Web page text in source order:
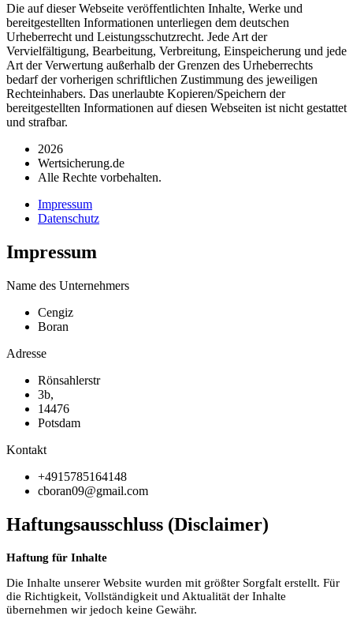
Die auf dieser Webseite veröffentlichten Inhalte, Werke und
bereitgestellten Informationen unterliegen dem deutschen
Urheberrecht und Leistungsschutzrecht. Jede Art der
Vervielfältigung, Bearbeitung, Verbreitung, Einspeicherung und jede
Art der Verwertung außerhalb der Grenzen des Urheberrechts
bedarf der vorherigen schriftlichen Zustimmung des jeweiligen
Rechteinhabers. Das unerlaubte Kopieren/Speichern der
bereitgestellten Informationen auf diesen Webseiten ist nicht gestattet
und strafbar.
2026
Wertsicherung.de
Alle Rechte vorbehalten.
Impressum
Datenschutz
Impressum
Name des Unternehmers
Cengiz
Boran
Adresse
Rönsahlerstr
3b,
14476
Potsdam
Kontakt
+4915785164148
cboran09@gmail.com
Haftungsausschluss (Disclaimer)
Haftung für Inhalte
Die Inhalte unserer Website wurden mit größter Sorgfalt erstellt. Für
die Richtigkeit, Vollständigkeit und Aktualität der Inhalte
übernehmen wir jedoch keine Gewähr.